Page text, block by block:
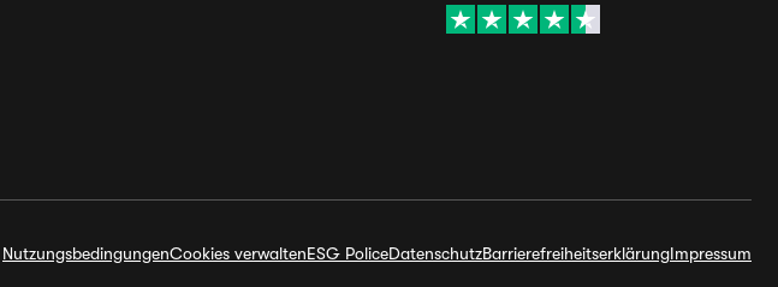
NutzungsbedingungenCookies verwaltenESG PoliceDatenschutzBarrierefreiheitserklärungImpressum